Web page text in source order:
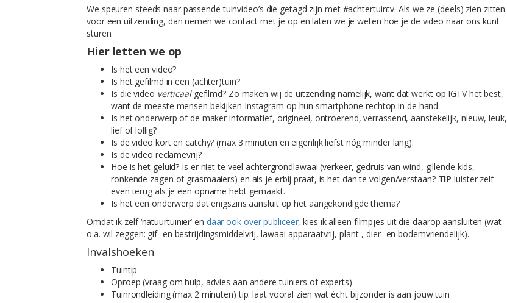
We speuren steeds naar passende tuinvideo’s die getagd zijn met #achtertuintv. Als we ze (deels) zien zitten
voor een uitzending, dan nemen we contact met je op en laten we je weten hoe je de video naar ons kunt
sturen.
Hier letten we op
Is het een video?
Is het gefilmd in een (achter)tuin?
Is die video verticaalgefilmd? Zo maken wij de uitzending namelijk, want dat werkt op IGTV het best,
want de meeste mensen bekijken Instagram op hun smartphone rechtop in de hand.
Is het onderwerp of de maker informatief, origineel, ontroerend, verrassend, aanstekelijk, nieuw, leuk,
lief of lollig?
Is de video kort en catchy? (max 3 minuten en eigenlijk liefst nóg minder lang).
Is de video reclamevrij?
Hoe is het geluid? Is er niet te veel achtergrondlawaai (verkeer, gedruis van wind, gillende kids,
ronkende zagen of grasmaaiers) en als je erbij praat, is het dan te volgen/verstaan? TIPluister zelf
even terug als je een opname hebt gemaakt.
Is het een onderwerp dat enigszins aansluit op het aangekondigde thema?
Omdat ik zelf ‘natuurtuinier’ en daar ook over publiceer, kies ik alleen filmpjes uit die daarop aansluiten (wat
o.a. wil zeggen: gif- en bestrijdingsmiddelvrij, lawaai-apparaatvrij, plant-, dier- en bodemvriendelijk).
Invalshoeken
Tuintip
Oproep (vraag om hulp, advies aan andere tuiniers of experts)
Tuinrondleiding (max 2 minuten) tip: laat vooral zien wat écht bijzonder is aan jouw tuin